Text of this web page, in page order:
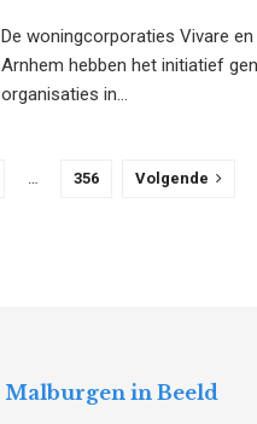
De woningcorporaties Vivare
Arnhem hebben het initiatief
organisaties in...
356 Volgende
Malburgen in Beeld